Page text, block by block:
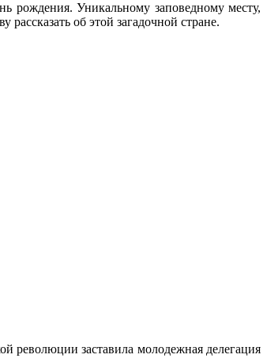
рождения. Уникальному заповедному месту,
об этой загадочной стране.
революции заставила молодежная делегация